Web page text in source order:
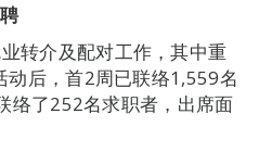
转介及配对工作，其中重
动后，首2周已联络1,559名
络了252名求职者，出席面